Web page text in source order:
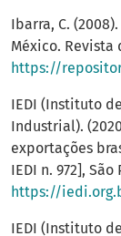
Ibarra, C.
México. Revista
https://
IEDI (Instituto
Industrial).
exportações
IEDI n. 972],
https://
IEDI (Instituto